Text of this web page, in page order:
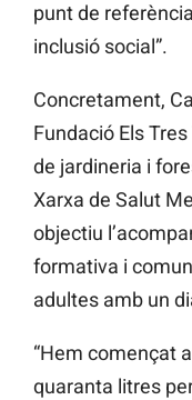
punt de
inclusió social”.
Concretament,
Fundació Els
de jardineria i
Xarxa de Salut
objectiu
formativa i
adultes amb un
“Hem començat
quaranta litres